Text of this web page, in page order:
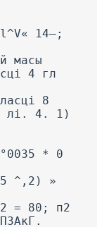
14—;
масы
4 гл
8
лі. 4. 1)
* 0
^,2) »
= 80; п2